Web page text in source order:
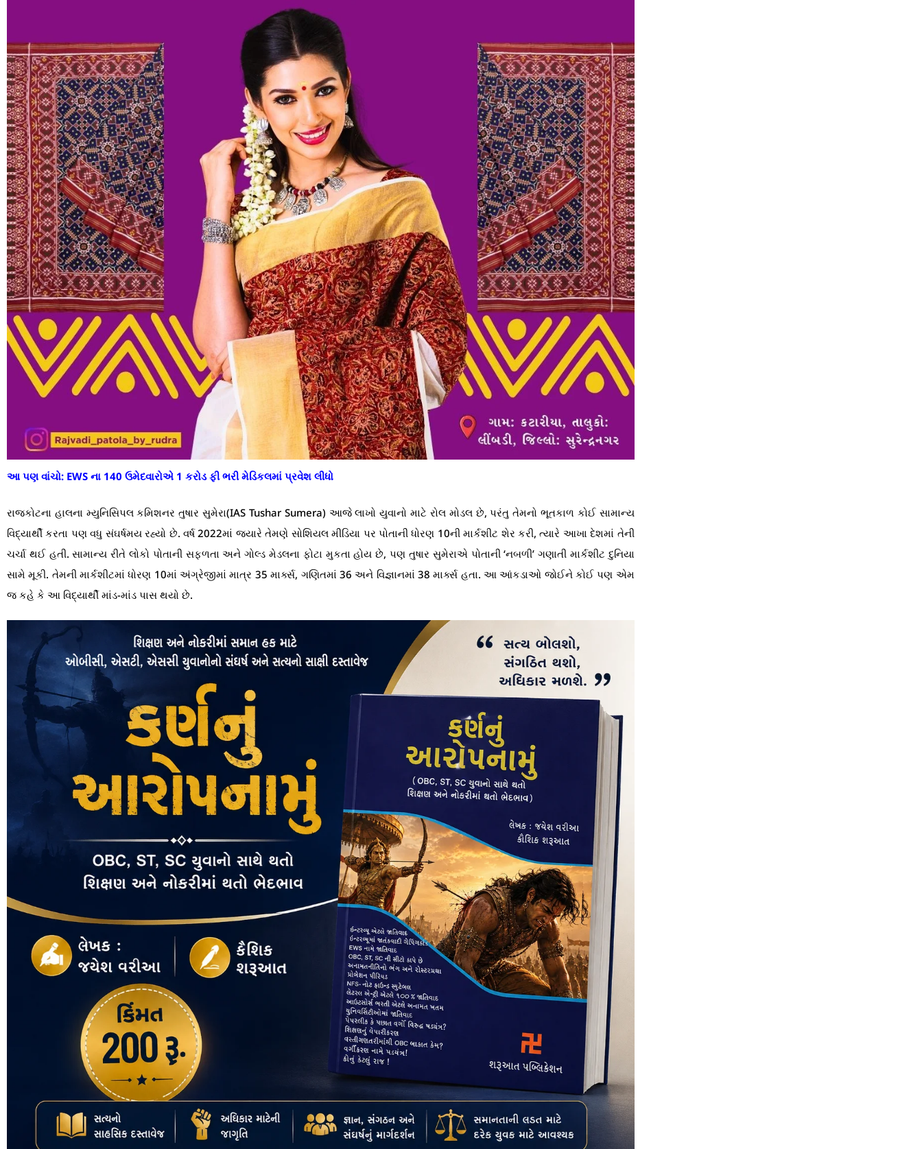
આ પણ વાંચો: EWS ના 140 ઉમેદવારોએ 1 કરોડ ફી ભરી મેડિકલમાં પ્રવેશ લીધો
રાજકોટના હાલના મ્યુનિસિપલ કમિશનર તુષાર સુમેરા(IAS Tushar Sumera) આજે લાખો યુવાનો માટે રોલ મોડલ છે, પરંતુ તેમનો ભૂતકાળ કોઈ સામાન્ય
વિદ્યાર્થી કરતા પણ વધુ સંઘર્ષમય રહ્યો છે. વર્ષ 2022માં જ્યારે તેમણે સોશિયલ મીડિયા પર પોતાની ધોરણ 10ની માર્કશીટ શેર કરી, ત્યારે આખા દેશમાં તેની
ચર્ચા થઈ હતી. સામાન્ય રીતે લોકો પોતાની સફળતા અને ગોલ્ડ મેડલના ફોટા મુકતા હોય છે, પણ તુષાર સુમેરાએ પોતાની ‘નબળી’ ગણાતી માર્કશીટ દુનિયા
સામે મૂકી. તેમની માર્કશીટમાં ધોરણ 10માં અંગ્રેજીમાં માત્ર 35 માર્ક્સ, ગણિતમાં 36 અને વિજ્ઞાનમાં 38 માર્ક્સ હતા. આ આંકડાઓ જોઈને કોઈ પણ એમ
જ કહે કે આ વિદ્યાર્થી માંડ-માંડ પાસ થયો છે.